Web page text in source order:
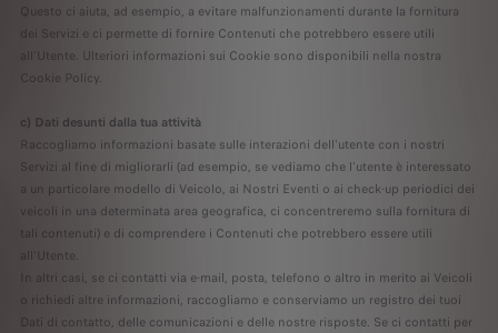
Questo ci aiuta, ad esempio, a evitare malfunzionamenti durante la fornitura
dei Servizi e ci permette di fornire Contenuti che potrebbero essere utili
all’Utente. Ulteriori informazioni sui Cookie sono disponibili nella nostra
Cookie Policy.
c) Dati desunti dalla tua attività
Raccogliamo informazioni basate sulle interazioni dell'utente con i nostri
Servizi al fine di migliorarli (ad esempio, se vediamo che l'utente è interessato
a un particolare modello di Veicolo, ai Nostri Eventi o ai check-up periodici dei
veicoli in una determinata area geografica, ci concentreremo sulla fornitura di
tali contenuti) e di comprendere i Contenuti che potrebbero essere utili
all'Utente.
In altri casi, se ci contatti via e-mail, posta, telefono o altro in merito ai Veicoli
o richiedi altre informazioni, raccogliamo e conserviamo un registro dei tuoi
Dati di contatto, delle comunicazioni e delle nostre risposte. Se ci contatti per